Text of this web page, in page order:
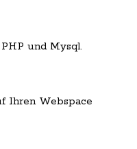
und Mysql.
Ihren Webspace